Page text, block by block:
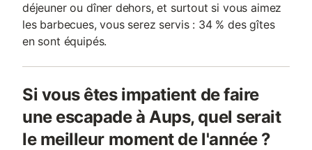
déjeuner ou dîner dehors, et surtout si vous aimez
les barbecues, vous serez servis : 34 % des gîtes
en sont équipés.
Si vous êtes impatient de faire
une escapade à Aups, quel serait
le meilleur moment de l'année ?